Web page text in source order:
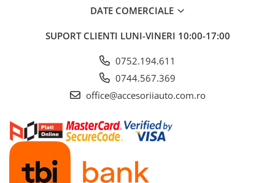
Huse Volan din Piele Ecologica cu
Huse Volan Piele Naturala
Oglinda Retrovizoare
Ornamente Auto
Ornamente Pedale Auto
Ornamente Protectie Portiera
Ornamente Schimbator Viteza
DATE COMERCIALE
SUPORT CLIENTI LUNI-VINERI 10:00-17:00
0752.194.611
0744.567.369
office@accesoriiauto.com.ro